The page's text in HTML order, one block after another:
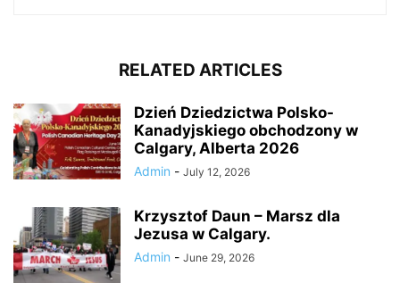
RELATED ARTICLES
Dzień Dziedzictwa Polsko-
Kanadyjskiego obchodzony w
Calgary, Alberta 2026
Admin - July 12, 2026
Krzysztof Daun – Marsz dla
Jezusa w Calgary.
Admin - June 29, 2026